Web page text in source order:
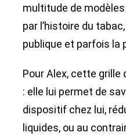
multitude de
par l’histoire du
publique et parfois la
Pour Alex, cette
: elle lui permet de
dispositif chez lui,
liquides, ou au